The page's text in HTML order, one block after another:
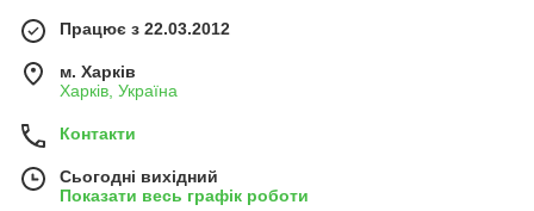
Працює з 22.03.2012
м. Харків
Харків, Україна
Контакти
Сьогодні вихідний
Показати весь графік роботи